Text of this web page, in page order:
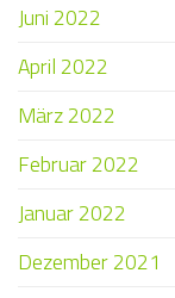
Juni 2022
April 2022
März 2022
Februar 2022
Januar 2022
Dezember 2021